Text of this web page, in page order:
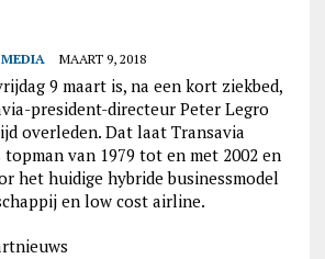
MAART 9, 2018
9 maart is, na een kort ziekbed,
president-directeur Peter Legro
overleden. Dat laat Transavia
van 1979 tot en met 2002 en
het huidige hybride businessmodel
en low cost airline.